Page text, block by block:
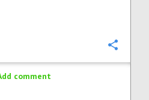
comment